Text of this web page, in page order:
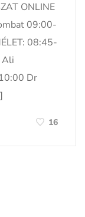
ONLINE
09:00-
08:45-
Ali
Dr
16